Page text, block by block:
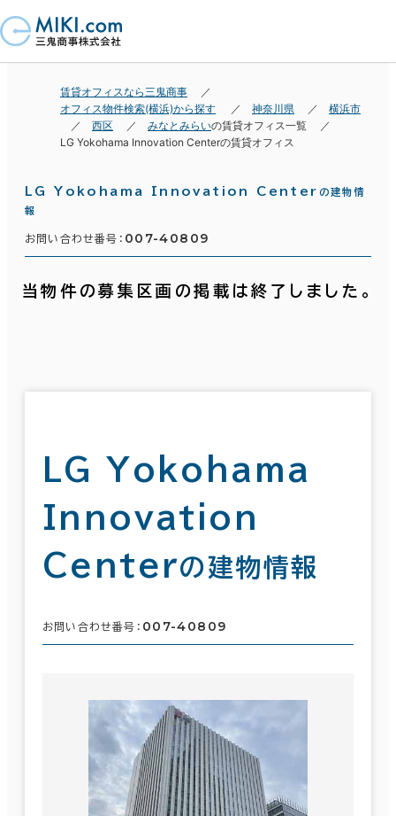
賃貸オフィスなら三鬼商事
オフィス物件検索(横浜)から探す
神奈川県
横浜市
西区
みなとみらいの賃貸オフィス一覧
LG Yokohama Innovation Centerの賃貸オフィス
LG Yokohama Innovation Center の建物情
報
お問い合わせ番号： 007-40809
当物件の募集区画の掲載は終了しました。
LG Yokohama
Innovation
Centerの建物情報
お問い合わせ番号： 007-40809